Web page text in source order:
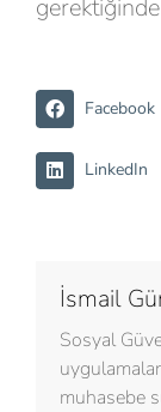
Facebook
LinkedIn
İsmail
Sosyal
muhasebe